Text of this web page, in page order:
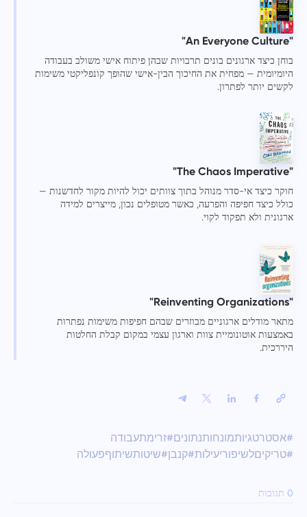
"An Everyone Culture"
בוחן כיצד ארגונים בונים תרבויות שבהן פיתוח אישי משולב בעבודה
היומיומית — מפחית את החיכוך הבין-אישי שהופך קונפליקטי משימות
לקשים יותר לפתרון.
"The Chaos Imperative"
חוקר כיצד אי-סדר מנוהל בתוך צוותים יכול להיות מקור לחדשנות —
כולל כיצד חפיפה והפרעה, כאשר מטופלים נכון, מייצרים למידה
ארגונית ולא תפקוד לקוי.
"Reinventing Organizations"
מתאר מודלים ארגוניים מבוזרים שבהם חפיפות משימות נפתרות
באמצעות אוטונומיית צוות וארגון עצמי במקום קבלת החלטות
היררכית.
#אסטרטגיותמונחותנתונים#זרימתעבודה
#טריקיםלשיפוריעילות#קנבן#שיטותשיתוףפעולה
0 תגובות